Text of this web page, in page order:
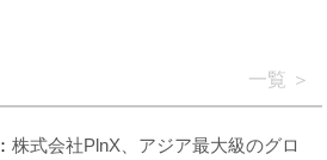
一覧
株式会社PlnX、アジア最大級のグロ